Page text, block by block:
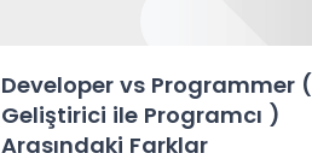
Developer vs Programmer (
Geliştirici ile Programcı )
Arasındaki Farklar